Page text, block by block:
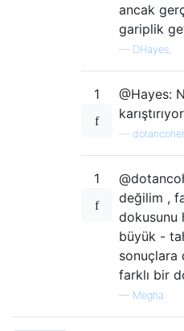
ancak
gariplik
— DHayes,
1
@Hayes:
1
değilim ,
dokusunu
büyük -
sonuçlara
farklı bir
— Megha